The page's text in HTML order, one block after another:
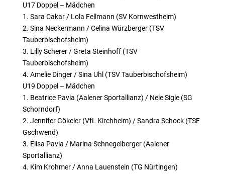
U17 Doppel – Mädchen
1. Sara Cakar / Lola Fellmann (SV Kornwestheim)
2. Sina Neckermann / Celina Würzberger (TSV
Tauberbischofsheim)
3. Lilly Scherer / Greta Steinhoff (TSV
Tauberbischofsheim)
4. Amelie Dinger / Sina Uhl (TSV Tauberbischofsheim)
U19 Doppel – Mädchen
1. Beatrice Pavia (Aalener Sportallianz) / Nele Sigle (SG
Schorndorf)
2. Jennifer Gökeler (VfL Kirchheim) / Sandra Schock (TSF
Gschwend)
3. Elisa Pavia / Marina Schnegelberger (Aalener
Sportallianz)
4. Kim Krohmer / Anna Lauenstein (TG Nürtingen)